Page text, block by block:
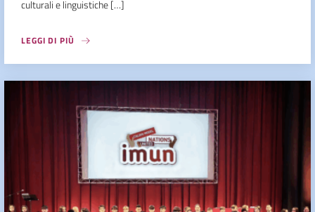
culturali e linguistiche […]
LEGGI DI PIÙ